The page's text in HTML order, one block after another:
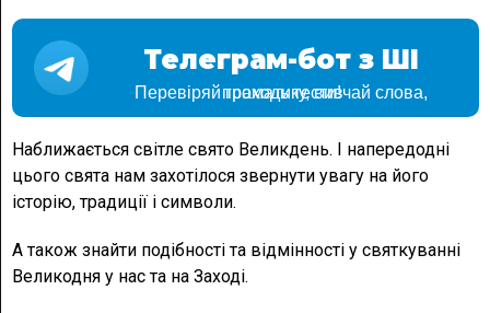
Телеграм-бот з ШІ
Перевіряй граматику, вивчай слова, проходь тести!
Наближається світле свято Великдень. І напередодні
цього свята нам захотілося звернути увагу на його
історію, традиції і символи.
А також знайти подібності та відмінності у святкуванні
Великодня у нас та на Заході.